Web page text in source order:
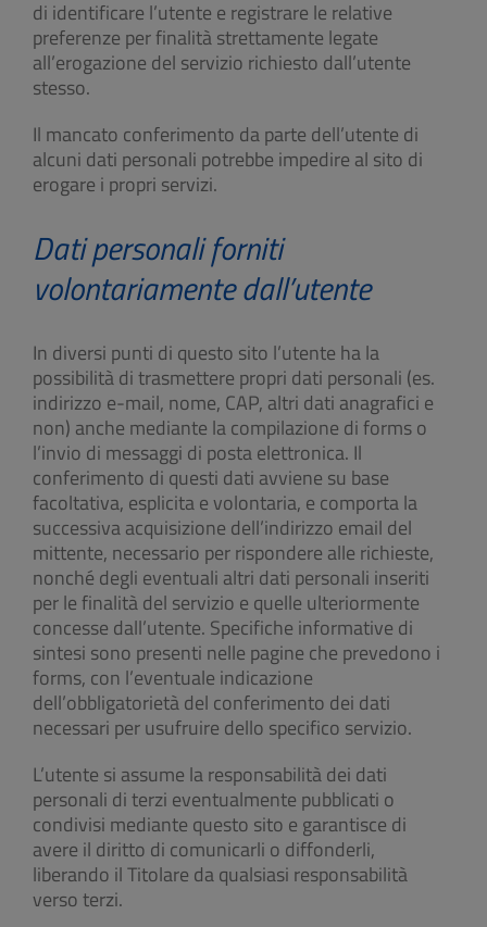
di identificare l’utente e registrare le relative
preferenze per finalità strettamente legate
all’erogazione del servizio richiesto dall’utente
stesso.
Il mancato conferimento da parte dell’utente di
alcuni dati personali potrebbe impedire al sito di
erogare i propri servizi.
Dati personali forniti
volontariamente dall’utente
In diversi punti di questo sito l’utente ha la
possibilità di trasmettere propri dati personali (es.
indirizzo e-mail, nome, CAP, altri dati anagrafici e
non) anche mediante la compilazione di forms o
l’invio di messaggi di posta elettronica. Il
conferimento di questi dati avviene su base
facoltativa, esplicita e volontaria, e comporta la
successiva acquisizione dell’indirizzo email del
mittente, necessario per rispondere alle richieste,
nonché degli eventuali altri dati personali inseriti
per le finalità del servizio e quelle ulteriormente
concesse dall’utente. Specifiche informative di
sintesi sono presenti nelle pagine che prevedono i
forms, con l’eventuale indicazione
dell’obbligatorietà del conferimento dei dati
necessari per usufruire dello specifico servizio.
L’utente si assume la responsabilità dei dati
personali di terzi eventualmente pubblicati o
condivisi mediante questo sito e garantisce di
avere il diritto di comunicarli o diffonderli,
liberando il Titolare da qualsiasi responsabilità
verso terzi.